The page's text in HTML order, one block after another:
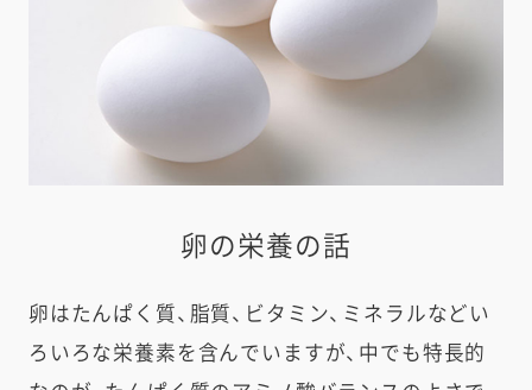
卵の栄養の話
卵はたんぱく質、脂質、ビタミン、ミネラルなどい
ろいろな栄養素を含んでいますが、中でも特長的